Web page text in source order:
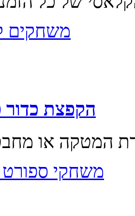
משחקים
הקפצת כדור
משחקי ספורט